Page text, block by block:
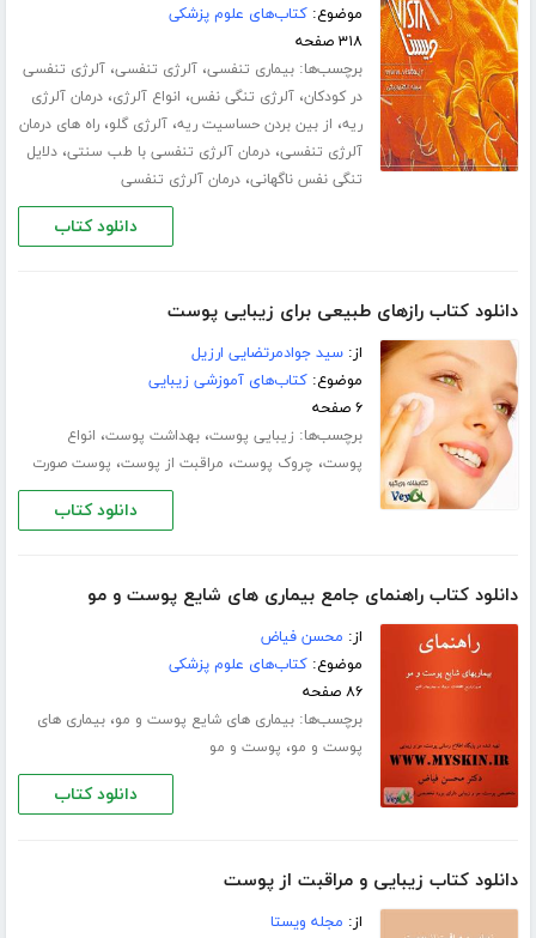
موضوع:کتاب‌های علوم پزشکی
۳۱۸ صفحه
برچسب‌ها:بیماری تنفسی،آلرژی تنفسی،آلرژی تنفسی
در کودکان،آلرژی تنگی نفس، انواع آلرژی،درمان آلرژی
ریه، از بین بردن حساسیت ریه،آلرژی گلو،راه های درمان
آلرژی تنفسی،درمان آلرژی تنفسی با طب سنتی،دلایل
تنگی نفس ناگهانی،درمان آلرژی تنفسی
دانلود کتاب
دانلود کتاب رازهای طبیعی برای زیبایی پوست
از:سید جوادمرتضایی ارزیل
موضوع:کتاب‌های آموزشی زیبایی
۶ صفحه
برچسب‌ها: زیبایی پوست،بهداشت پوست، انواع
پوست، چروک پوست، مراقبت از پوست، پوست صورت
دانلود کتاب
دانلود کتاب راهنمای جامع بیماری های شایع پوست و مو
از: محسن فیاض
موضوع:کتاب‌های علوم پزشکی
۸۶ صفحه
برچسب‌ها:بیماری های شایع پوست و مو،بیماری های
پوست و مو، پوست و مو
دانلود کتاب
دانلود کتاب زیبایی و مراقبت از پوست
از: مجله ویستا